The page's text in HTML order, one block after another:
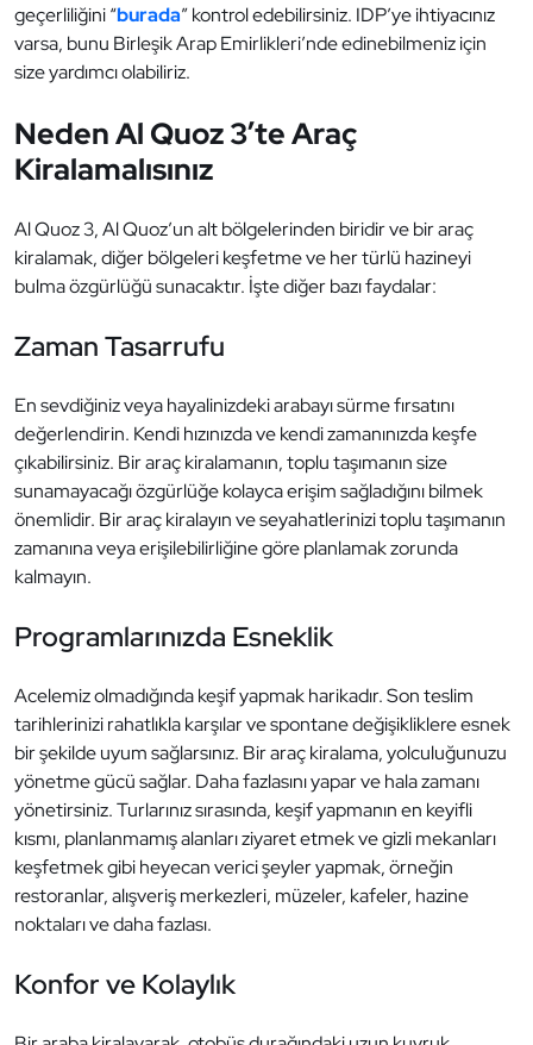
geçerliliğini “burada” kontrol edebilirsiniz. IDP’ye ihtiyacınız
varsa, bunu Birleşik Arap Emirlikleri’nde edinebilmeniz için
size yardımcı olabiliriz.
Neden Al Quoz 3’te Araç
Kiralamalısınız
Al Quoz 3, Al Quoz’un alt bölgelerinden biridir ve bir araç
kiralamak, diğer bölgeleri keşfetme ve her türlü hazineyi
bulma özgürlüğü sunacaktır. İşte diğer bazı faydalar:
Zaman Tasarrufu
En sevdiğiniz veya hayalinizdeki arabayı sürme fırsatını
değerlendirin. Kendi hızınızda ve kendi zamanınızda keşfe
çıkabilirsiniz. Bir araç kiralamanın, toplu taşımanın size
sunamayacağı özgürlüğe kolayca erişim sağladığını bilmek
önemlidir. Bir araç kiralayın ve seyahatlerinizi toplu taşımanın
zamanına veya erişilebilirliğine göre planlamak zorunda
kalmayın.
Programlarınızda Esneklik
Acelemiz olmadığında keşif yapmak harikadır. Son teslim
tarihlerinizi rahatlıkla karşılar ve spontane değişikliklere esnek
bir şekilde uyum sağlarsınız. Bir araç kiralama, yolculuğunuzu
yönetme gücü sağlar. Daha fazlasını yapar ve hala zamanı
yönetirsiniz. Turlarınız sırasında, keşif yapmanın en keyifli
kısmı, planlanmamış alanları ziyaret etmek ve gizli mekanları
keşfetmek gibi heyecan verici şeyler yapmak, örneğin
restoranlar, alışveriş merkezleri, müzeler, kafeler, hazine
noktaları ve daha fazlası.
Konfor ve Kolaylık